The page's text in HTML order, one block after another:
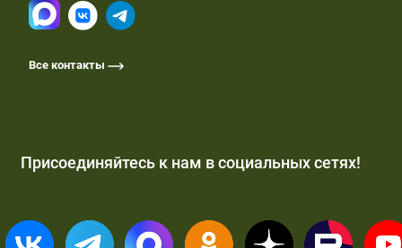
Все контакты
Присоединяйтесь к нам в социальных сетях!